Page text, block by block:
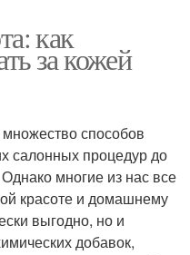
как
за кожей
способов
салонных процедур до
многие из нас все
красоте и домашнему
выгодно, но и
добавок,